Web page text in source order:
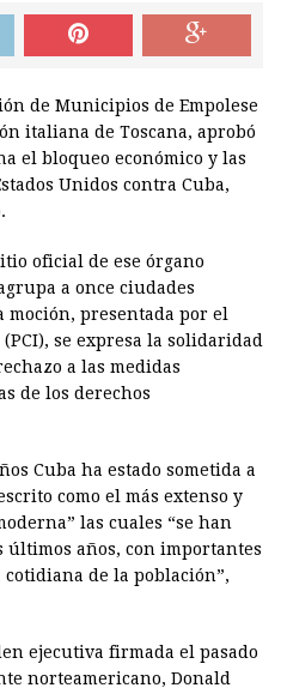
de Municipios de Empolese
italiana de Toscana, aprobó
el bloqueo económico y las
Unidos contra Cuba,
oficial de ese órgano
a once ciudades
moción, presentada por el
se expresa la solidaridad
a las medidas
de los derechos
Cuba ha estado sometida a
como el más extenso y
las cuales “se han
años, con importantes
de la población”,
ejecutiva firmada el pasado
norteamericano, Donald